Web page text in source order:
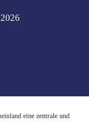
eine zentrale und